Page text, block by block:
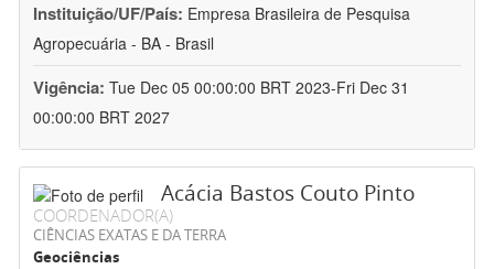
Instituição/UF/País: Empresa Brasileira de Pesquisa
Agropecuária - BA - Brasil
Vigência: Tue Dec 05 00:00:00 BRT 2023-Fri Dec 31
00:00:00 BRT 2027
Acácia Bastos Couto Pinto
COORDENADOR(A)
CIÊNCIAS EXATAS E DA TERRA
Geociências